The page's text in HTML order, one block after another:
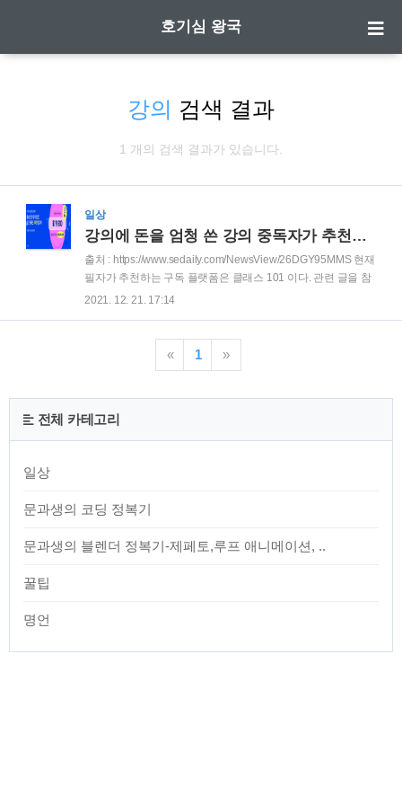
호기심 왕국
강의 검색 결과
1 개의 검색 결과가 있습니다.
일상
강의에 돈을 엄청 쓴 강의 중독자가 추천하는 가성비 플랫폼
출처 : https://www.sedaily.com/NewsView/26DGY95MMS 현재
필자가 추천하는 구독 플랫폼은 클래스 101 이다. 관련 글을 참
고 바란다. https://curious-world.tistory.com/40 필자는 강의 덕
있다 ;;;; 그런데, 내가 지금까지 산 강의 중에서 가장 가성비 강
의 플랫폼이 있어 여기에 소개하고자 한다. 바로 마이비스킷 이
www.mybiskit.com 왜 이 플랫폼을 소개 하냐면, 여기 있는 일
년..
2021. 12. 21. 17:14
« 1 »
전체 카테고리
일상
문과생의 코딩 정복기
문과생의 블렌더 정복기-제페토,루프 애니메이션, ..
꿀팁
명언